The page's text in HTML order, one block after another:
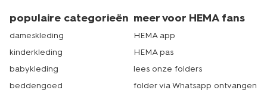
populaire categorieën
dameskleding
kinderkleding
babykleding
beddengoed
meer voor HEMA fans
HEMA app
HEMA pas
lees onze folders
folder via Whatsapp ontvangen